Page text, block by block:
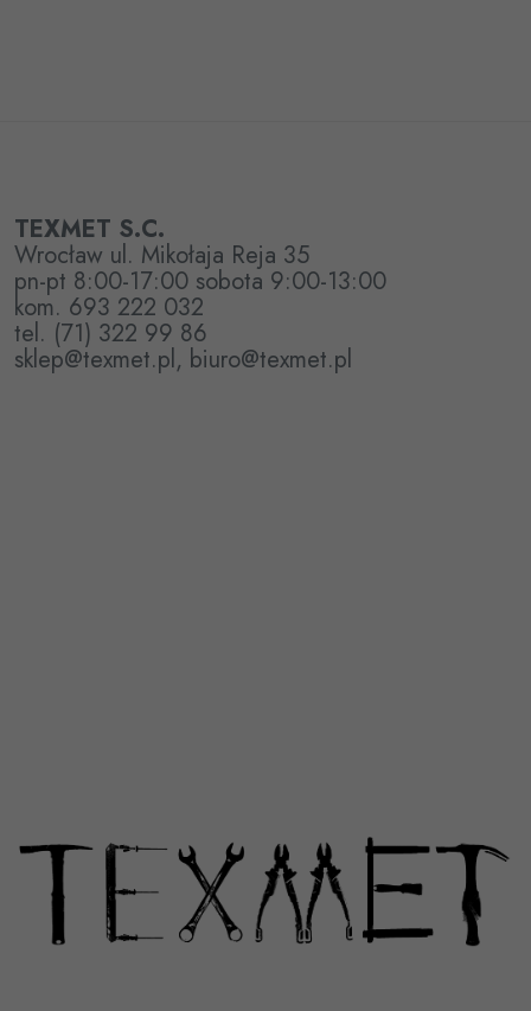
TEXMET S.C.
Wrocław ul. Mikołaja Reja 35
pn-pt 8:00-17:00 sobota 9:00-13:00
kom. 693 222 032
tel. (71) 322 99 86
sklep@texmet.pl, biuro@texmet.pl